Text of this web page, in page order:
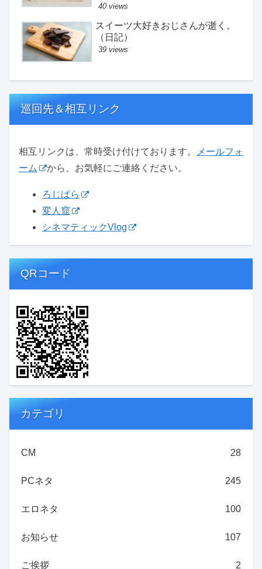
40 views
スイーツ大好きおじさんが逝く。
（日記）
39 views
巡回先＆相互リンク
相互リンクは、常時受け付けております。
メールフォ
ーム
から、お気軽にご連絡ください。
ろじぱら
変人窟
シネマティックVlog
QRコード
カテゴリ
CM 28
PCネタ 245
エロネタ 100
お知らせ 107
ご挨拶 2